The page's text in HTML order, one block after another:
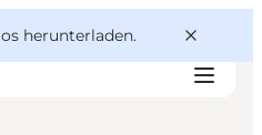
herunterladen.